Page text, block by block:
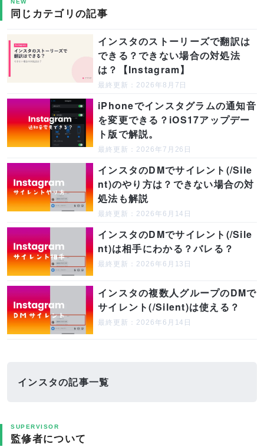
NEW
同じカテゴリの記事
インスタのストーリーズで翻訳は
できる？できない場合の対処法
は？【Instagram】
最終更新：2026年8月7日
iPhoneでインスタグラムの通知音
を変更できる？iOS17アップデー
ト版で解説。
最終更新：2026年7月26日
インスタのDMでサイレント(/Sile
nt)のやり方は？できない場合の対
処法も解説
最終更新：2026年6月14日
インスタのDMでサイレント(/Sile
nt)は相手にわかる？バレる？
最終更新：2026年6月13日
インスタの複数人グループのDMで
サイレント(/Silent)は使える？
最終更新：2026年6月14日
インスタの記事一覧
SUPERVISOR
監修者について